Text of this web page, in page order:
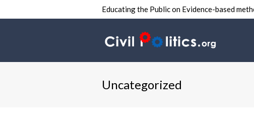
Educating the Public on Evidence-based
Uncategorized